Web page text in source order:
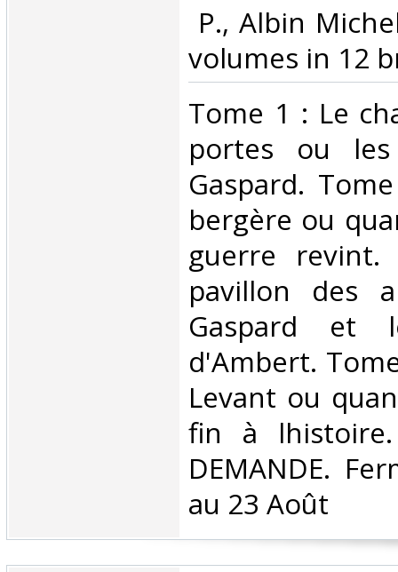
P., Albin
volumes in 12
‎Tome 1 : Le
portes ou
Gaspard.
bergère ou
guerre
pavillon des
Gaspard et
d'Ambert.
Levant ou
fin à lhistoire.
DEMANDE.
au 23 Août‎